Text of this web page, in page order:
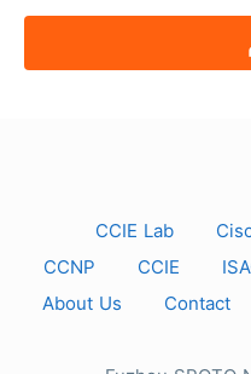
CCIE Lab
CCNP
CCIE
About Us
Contact